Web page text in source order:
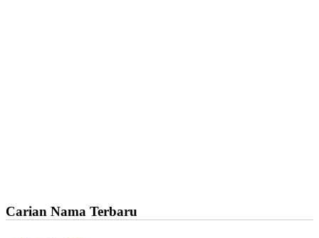
Carian Nama Terbaru